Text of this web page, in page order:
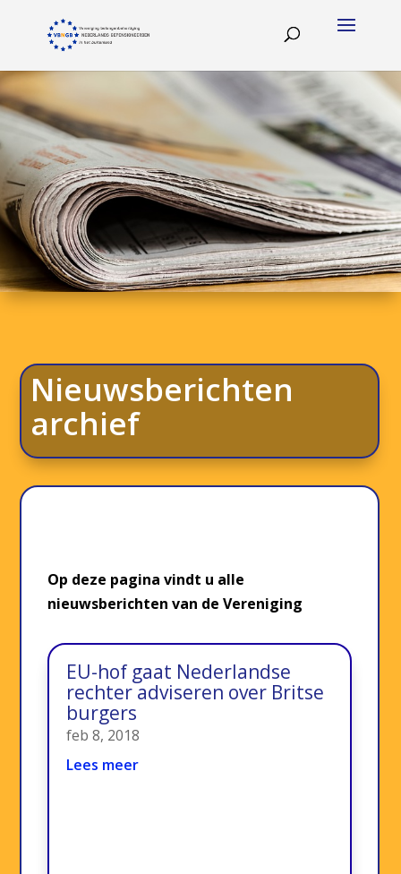
Nieuwsberichten
archief
Op deze pagina vindt u alle
nieuwsberichten van de Vereniging
EU-hof gaat Nederlandse
rechter adviseren over Britse
burgers
feb 8, 2018
Lees meer